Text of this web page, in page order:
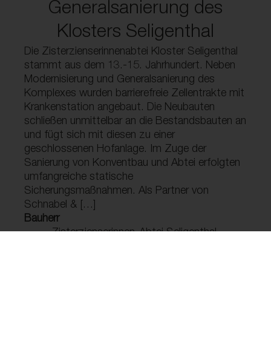
Generalsanierung des
Klosters Seligenthal
Die Zisterzienserinnenabtei Kloster Seligenthal
stammt aus dem 13.-15. Jahrhundert. Neben
Modernisierung und Generalsanierung des
Komplexes wurden barrierefreie Zellentrakte mit
Krankenstation angebaut. Die Neubauten
schließen unmittelbar an die Bestandsbauten an
und fügt sich mit diesen zu einer
geschlossenen Hofanlage. Im Zuge der
Sanierung von Konventbau und Abtei erfolgten
umfangreiche statische
Sicherungsmaßnahmen. Als Partner von
Schnabel & […]
Bauherr
Zisterzienserinnen-Abtei Seligenthal